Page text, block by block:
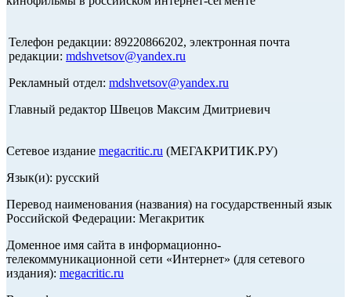
Телефон редакции: 89220866202, электронная почта
редакции: mdshvetsov@yandex.ru
Рекламный отдел: mdshvetsov@yandex.ru
Главный редактор Швецов Максим Дмитриевич
Сетевое издание megacritic.ru (МЕГАКРИТИК.РУ)
Язык(и): русский
Перевод наименования (названия) на государственный язык
Российской Федерации: Мегакритик
Доменное имя сайта в информационно-
телекоммуникационной сети «Интернет» (для сетевого
издания): megacritic.ru